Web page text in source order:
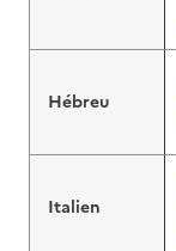
Hébreu
Italien